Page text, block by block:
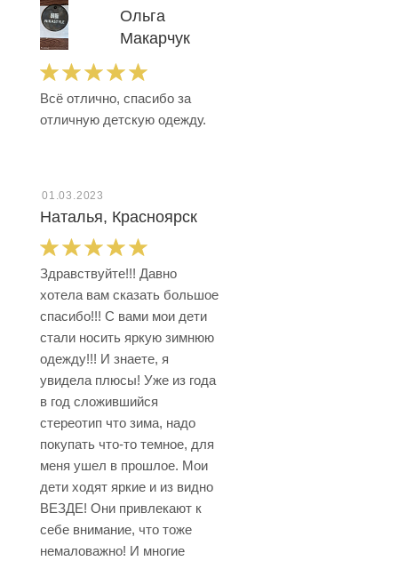
Ольга
Макарчук
Всё отлично, спасибо за
отличную детскую одежду.
01.03.2023
Наталья, Красноярск
Здравствуйте!!! Давно
хотела вам сказать большое
спасибо!!! С вами мои дети
стали носить яркую зимнюю
одежду!!! И знаете, я
увидела плюсы! Уже из года
в год сложившийся
стереотип что зима, надо
покупать что-то темное, для
меня ушел в прошлое. Мои
дети ходят яркие и из видно
ВЕЗДЕ! Они привлекают к
себе внимание, что тоже
немаловажно! И многие